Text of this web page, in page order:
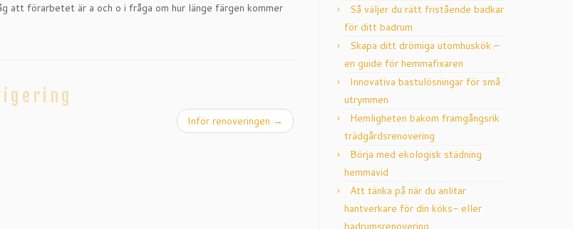
att förarbetet är a och o i fråga om hur länge färgen kommer
Inför renoveringen →
Så väljer du rätt fristående badkar
för ditt badrum
Skapa ditt drömiga utomhuskök –
en guide för hemmafixaren
Innovativa bastulösningar för små
utrymmen
Hemligheten bakom framgångsrik
trädgårdsrenovering
Börja med ekologisk städning
hemmavid
Att tänka på när du anlitar
hantverkare för din köks- eller
badrumsrenovering